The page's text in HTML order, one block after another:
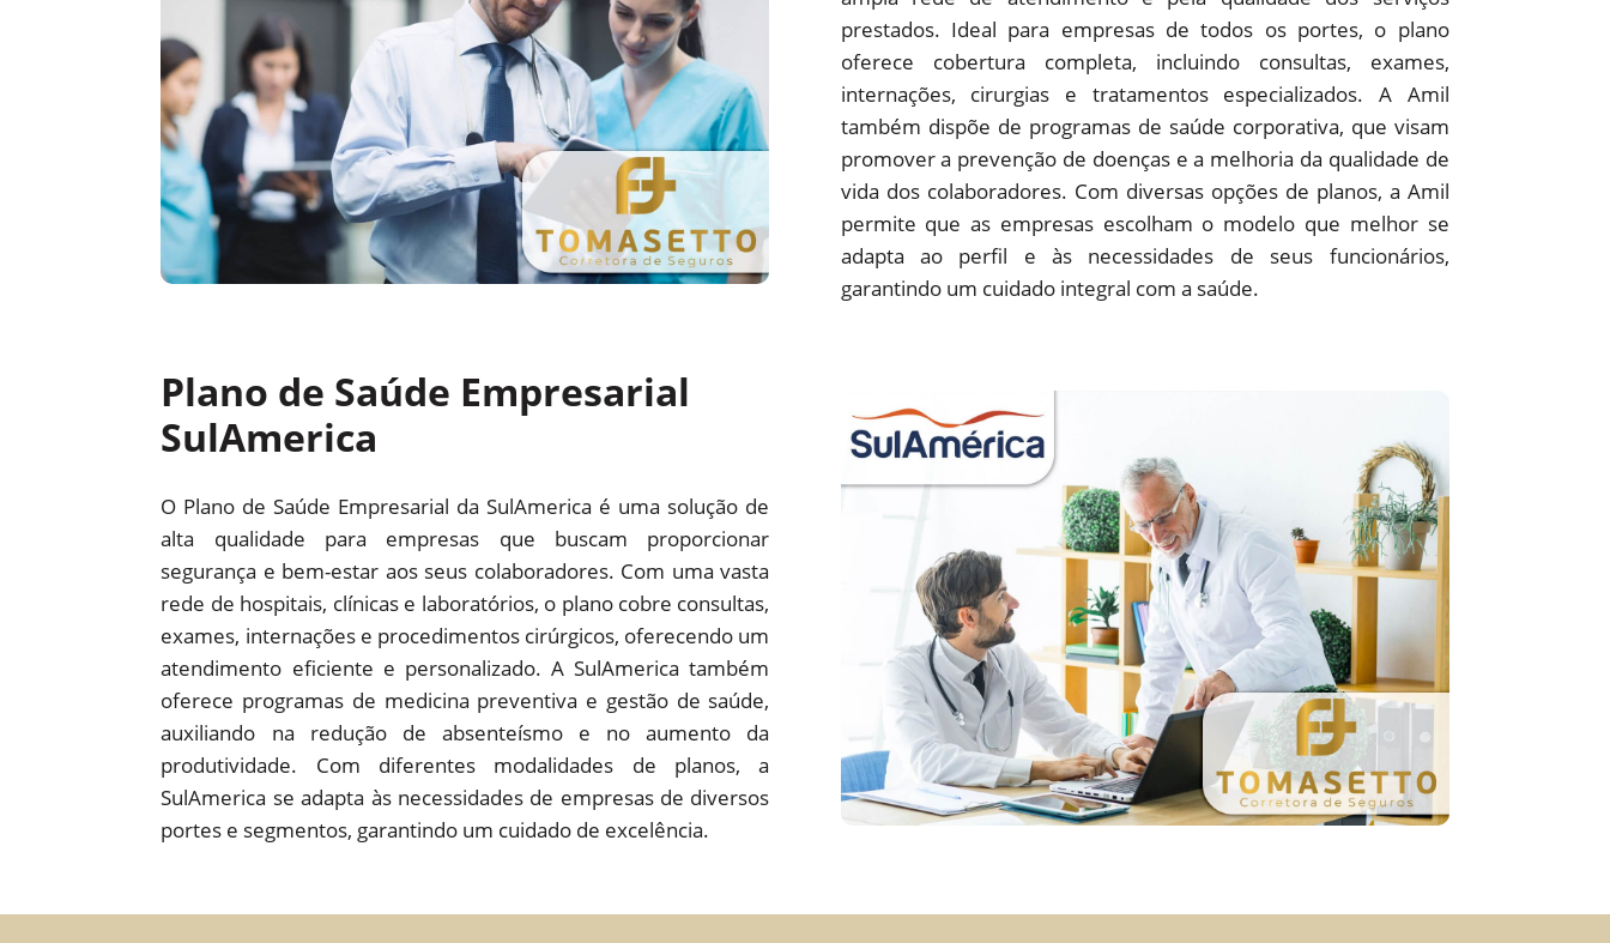
prestados. Ideal para empresas de todos os portes, o plano
oferece cobertura completa, incluindo consultas, exames,
internações, cirurgias e tratamentos especializados. A Amil
também dispõe de programas de saúde corporativa, que visam
promover a prevenção de doenças e a melhoria da qualidade de
vida dos colaboradores. Com diversas opções de planos, a Amil
permite que as empresas escolham o modelo que melhor se
adapta ao perfil e às necessidades de seus funcionários,
garantindo um cuidado integral com a saúde.
Plano de Saúde Empresarial
SulAmerica
O Plano de Saúde Empresarial da SulAmerica é uma solução de
alta qualidade para empresas que buscam proporcionar
segurança e bem-estar aos seus colaboradores. Com uma vasta
rede de hospitais, clínicas e laboratórios, o plano cobre consultas,
exames, internações e procedimentos cirúrgicos, oferecendo um
atendimento eficiente e personalizado. A SulAmerica também
oferece programas de medicina preventiva e gestão de saúde,
auxiliando na redução de absenteísmo e no aumento da
produtividade. Com diferentes modalidades de planos, a
SulAmerica se adapta às necessidades de empresas de diversos
portes e segmentos, garantindo um cuidado de excelência.